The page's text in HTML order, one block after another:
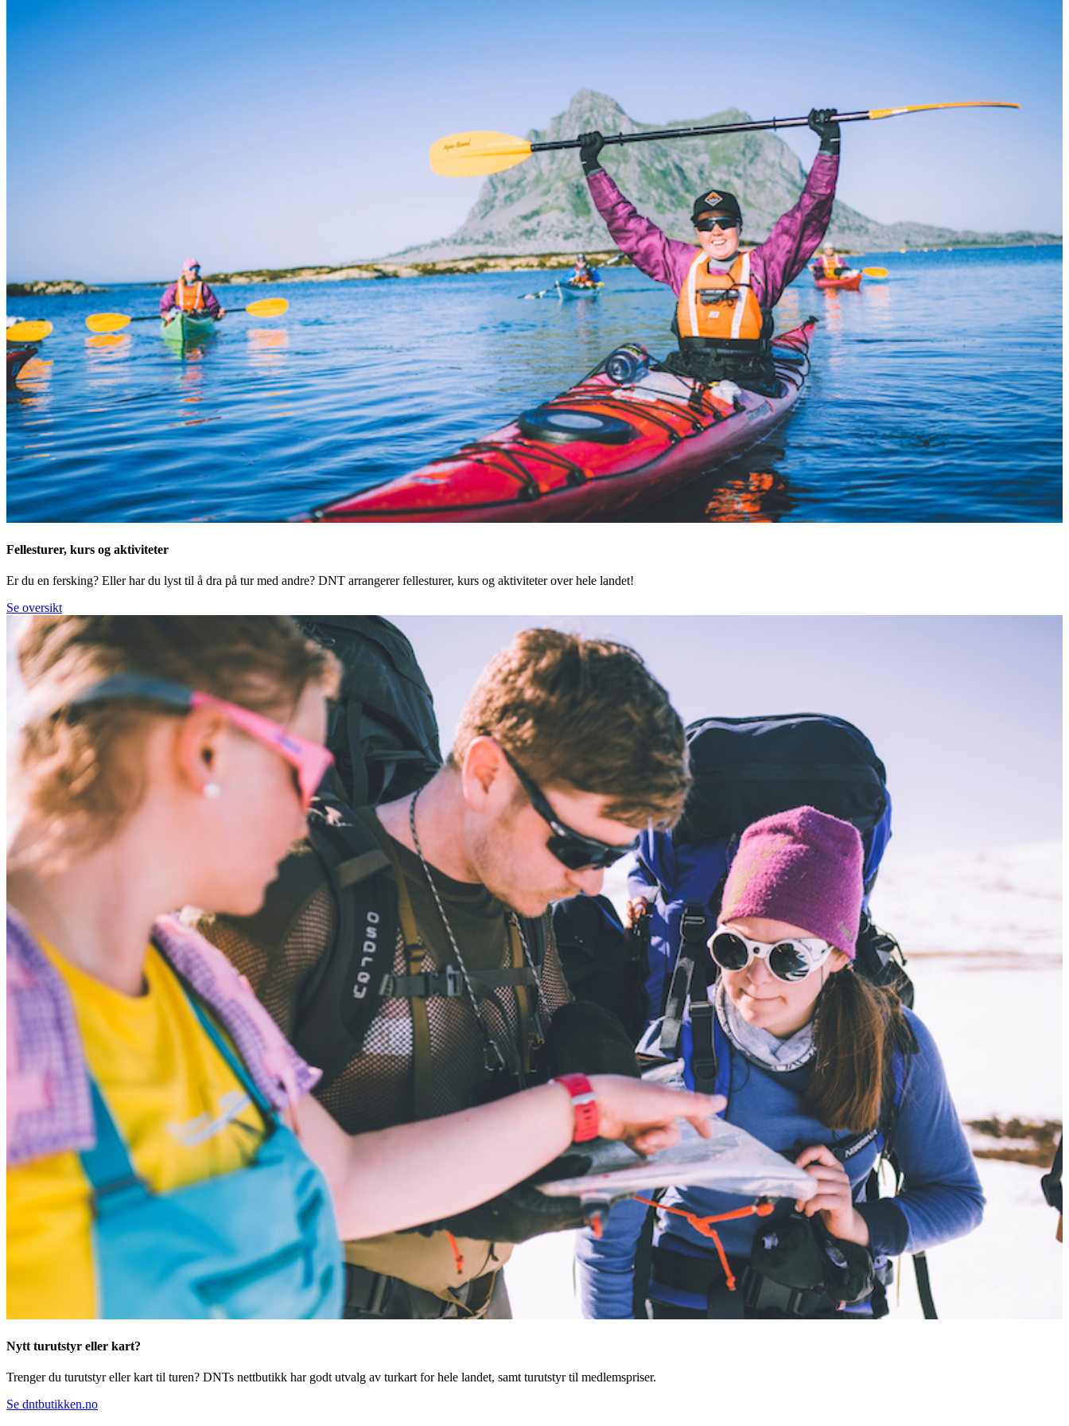
Fellesturer, kurs og aktiviteter
Er du en fersking? Eller har du lyst til å dra på tur med andre? DNT arrangerer fellesturer, kurs og aktiviteter over hele landet!
Se oversikt
Nytt turutstyr eller kart?
Trenger du turutstyr eller kart til turen? DNTs nettbutikk har godt utvalg av turkart for hele landet, samt turutstyr til medlemspriser.
Se dntbutikken.no